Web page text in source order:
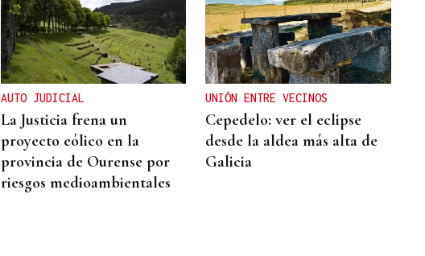
AUTO JUDICIAL
La Justicia frena un
proyecto eólico en la
provincia de Ourense por
riesgos medioambientales
UNIÓN ENTRE VECINOS
Cepedelo: ver el eclipse
desde la aldea más alta de
Galicia